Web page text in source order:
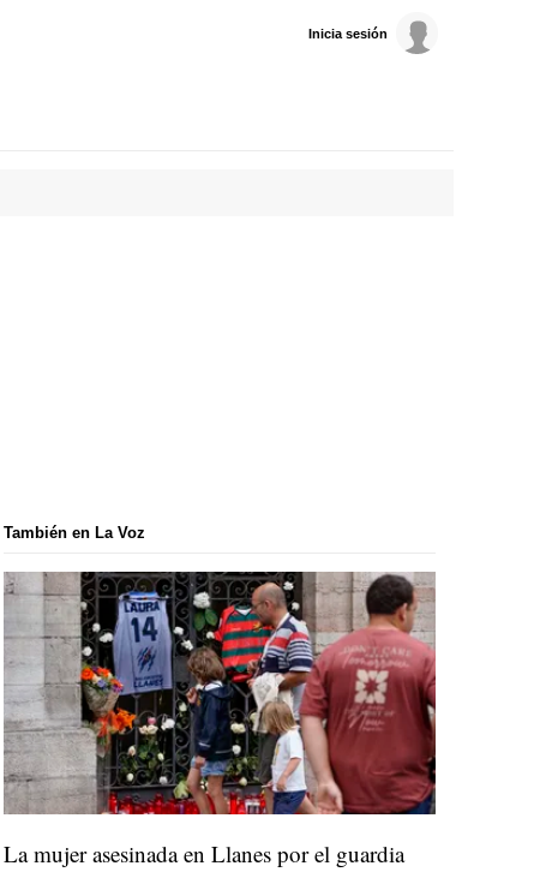
Inicia sesión
También en La Voz
La mujer asesinada en Llanes por el guardia